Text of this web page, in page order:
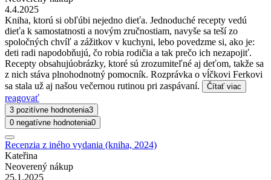
4.4.2025
Kniha, ktorú si obľúbi nejedno dieťa. Jednoduché recepty vedú
dieťa k samostatnosti a novým zručnostiam, navyše sa teší zo
spoločných chvíľ a zážitkov v kuchyni, lebo povedzme si, ako je:
deti radi napodobňujú, čo robia rodičia a tak prečo ich nezapojiť.
Recepty obsahujúobrázky, ktoré sú zrozumiteľné aj deťom, takže sa
z nich stáva plnohodnotný pomocník. Rozprávka o vĺčkovi Ferkovi
sa stala už aj našou večernou rutinou pri zaspávaní.
Čítať viac
reagovať
3 pozitívne hodnotenia3
0 negatívne hodnotenia0
Recenzia z iného vydania (kniha, 2024)
Kateřina
Neoverený nákup
25.1.2025